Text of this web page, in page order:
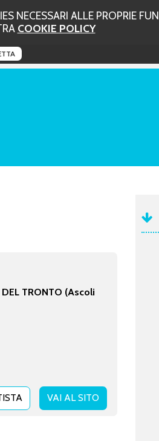
ALLE PROPRIE
COOKIE POLICY
TRONTO (Ascoli
VAI AL SITO